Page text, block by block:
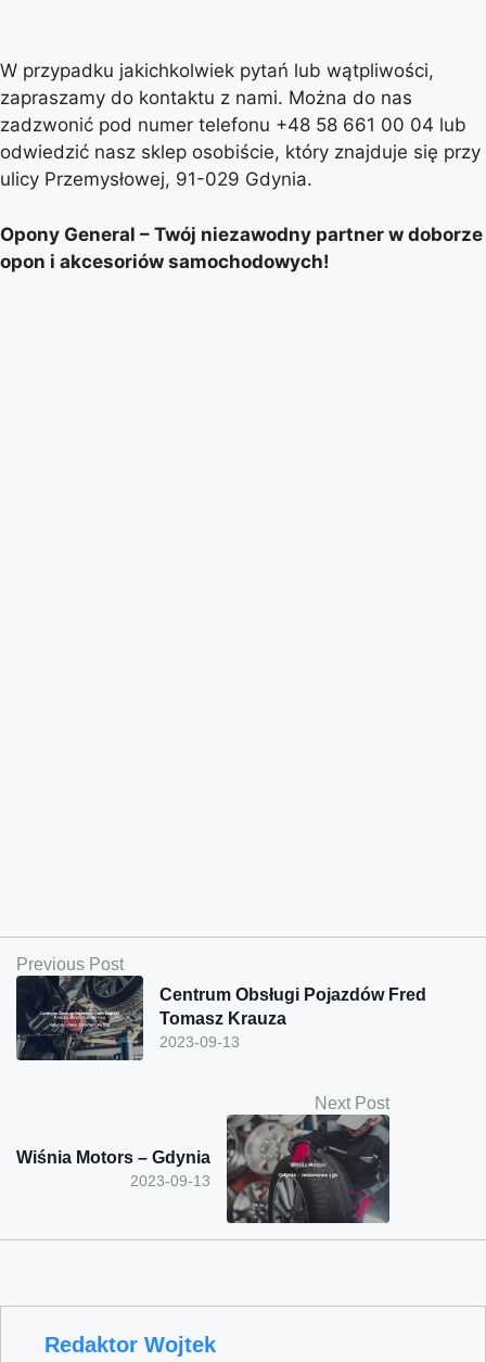
W przypadku jakichkolwiek pytań lub wątpliwości,
zapraszamy do kontaktu z nami. Można do nas
zadzwonić pod numer telefonu +48 58 661 00 04 lub
odwiedzić nasz sklep osobiście, który znajduje się przy
ulicy Przemysłowej, 91-029 Gdynia.
Opony General – Twój niezawodny partner w doborze
opon i akcesoriów samochodowych!
Previous Post
2023-09-13
Centrum Obsługi Pojazdów Fred
Tomasz Krauza
Next Post
2023-09-13
Wiśnia Motors – Gdynia
Redaktor Wojtek